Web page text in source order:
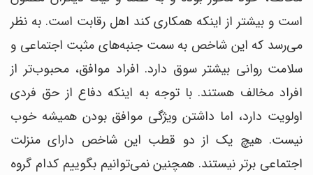
است و بیشتر از اینکه همکاری کند اهل رقابت است. به نظر
می‌رسد که این شاخص به سمت جنبه‌های مثبت اجتماعی و
سلامت روانی بیشتر سوق دارد. افراد موافق، محبوب‌تر از
افراد مخالف هستند. با توجه به اینکه دفاع از حق فردی
اولویت دارد، اما داشتن ویژگی موافق بودن همیشه خوب
نیست. هیچ یک از دو قطب این شاخص دارای منزلت
اجتماعی برتر نیستند. همچنین نمی‌توانیم بگوییم کدام گروه